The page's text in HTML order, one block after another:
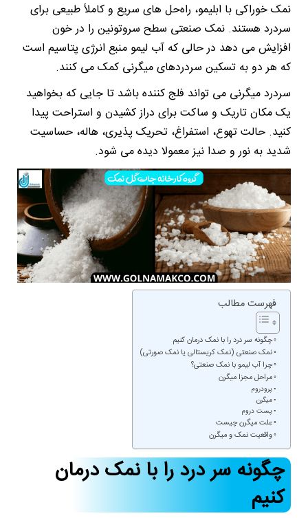
نمک خوراکی با ابلیمو، راه‌حل ‌های سریع و کاملاً طبیعی برای
سردرد هستند. نمک صنعتی سطح سروتونین را در خون
افزایش می دهد در حالی که آب لیمو منبع انرژی پتاسیم است
که هر دو به تسکین سردردهای میگرنی کمک می کنند.
سردرد میگرنی می تواند فلج کننده باشد تا جایی که بخواهید
یک مکان تاریک و ساکت برای دراز کشیدن و استراحت پیدا
کنید. حالت تهوع، استفراغ، تحریک پذیری، هاله، حساسیت
شدید به نور و صدا نیز معمولا دیده می شود.
فهرست مطالب
چگونه سر درد را با نمک درمان کنیم
نمک صنعتی (نمک کریستالی یا نمک صورتی)
چرا آب لیمو با نمک صنعتی؟
مراحل مجزا میگرن
پرودروم
میگرن
پست دروم
علت میگرن چیست
واقعیت نمک و میگرن
چگونه سر درد را با نمک درمان
کنیم